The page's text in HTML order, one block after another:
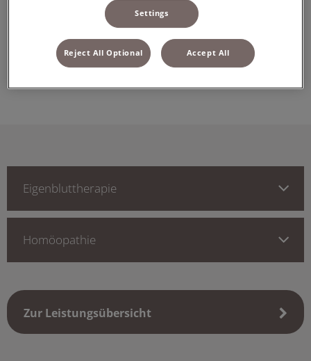
Eigenbluttherapie
Eigenbluttherapie
Homöopathie
Zur Leistungsübersicht
Settings
Reject All Optional Accept All